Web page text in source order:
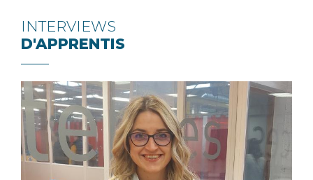
INTERVIEWS
D'APPRENTIS